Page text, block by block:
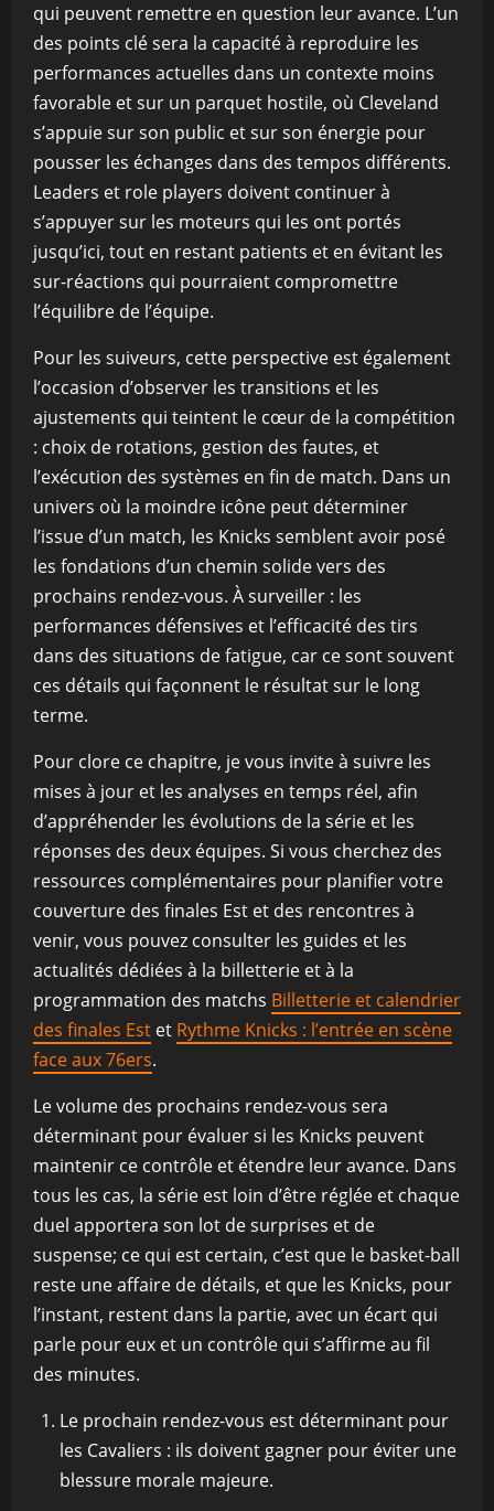
qui peuvent remettre en question leur avance. L’un
des points clé sera la capacité à reproduire les
performances actuelles dans un contexte moins
favorable et sur un parquet hostile, où Cleveland
s’appuie sur son public et sur son énergie pour
pousser les échanges dans des tempos différents.
Leaders et role players doivent continuer à
s’appuyer sur les moteurs qui les ont portés
jusqu’ici, tout en restant patients et en évitant les
sur-réactions qui pourraient compromettre
l’équilibre de l’équipe.
Pour les suiveurs, cette perspective est également
l’occasion d’observer les transitions et les
ajustements qui teintent le cœur de la compétition
: choix de rotations, gestion des fautes, et
l’exécution des systèmes en fin de match. Dans un
univers où la moindre icône peut déterminer
l’issue d’un match, les Knicks semblent avoir posé
les fondations d’un chemin solide vers des
prochains rendez-vous. À surveiller : les
performances défensives et l’efficacité des tirs
dans des situations de fatigue, car ce sont souvent
ces détails qui façonnent le résultat sur le long
terme.
Pour clore ce chapitre, je vous invite à suivre les
mises à jour et les analyses en temps réel, afin
d’appréhender les évolutions de la série et les
réponses des deux équipes. Si vous cherchez des
ressources complémentaires pour planifier votre
couverture des finales Est et des rencontres à
venir, vous pouvez consulter les guides et les
actualités dédiées à la billetterie et à la
programmation des matchs Billetterie et calendrier
des finales Est et Rythme Knicks : l’entrée en scène
face aux 76ers.
Le volume des prochains rendez-vous sera
déterminant pour évaluer si les Knicks peuvent
maintenir ce contrôle et étendre leur avance. Dans
tous les cas, la série est loin d’être réglée et chaque
duel apportera son lot de surprises et de
suspense; ce qui est certain, c’est que le basket-ball
reste une affaire de détails, et que les Knicks, pour
l’instant, restent dans la partie, avec un écart qui
parle pour eux et un contrôle qui s’affirme au fil
des minutes.
Le prochain rendez-vous est déterminant pour
les Cavaliers : ils doivent gagner pour éviter une
blessure morale majeure.